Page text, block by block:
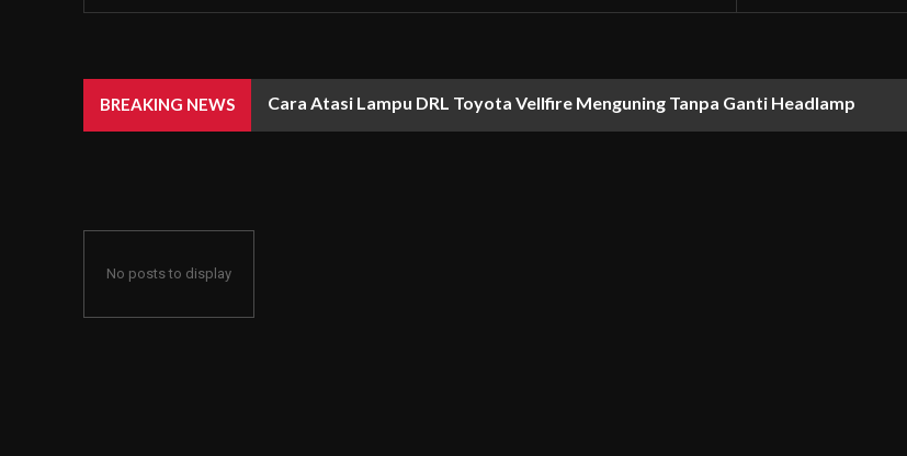
BREAKING NEWS Cara Atasi Lampu DRL Toyota Vellfire Menguning Tanpa Ganti Headlamp
No posts to display